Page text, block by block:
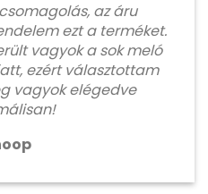
az áru
ezt a terméket.
vagyok a sok meló
ezért választottam
vagyok elégedve